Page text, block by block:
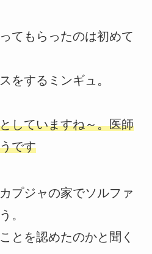
てもらったのは初めて
をするミンギュ。
していますね～。医師
です
プジャの家でソルファ
。
とを認めたのかと聞く